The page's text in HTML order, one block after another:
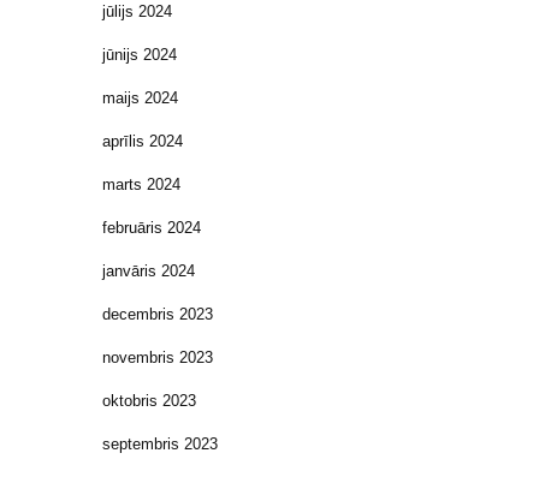
jūlijs 2024
jūnijs 2024
maijs 2024
aprīlis 2024
marts 2024
februāris 2024
janvāris 2024
decembris 2023
novembris 2023
oktobris 2023
septembris 2023